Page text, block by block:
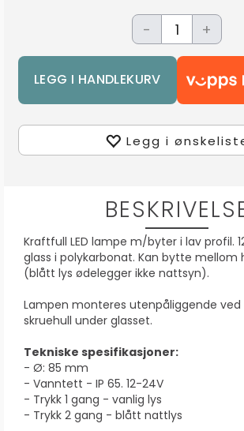
- +
Legg i
Kraftfull LED lampe m/byter i lav profil.
glass i polykarbonat. Kan bytte mellom
(blått lys ødelegger ikke nattsyn).
Lampen monteres utenpåliggende ved
skruehull under glasset.
Tekniske spesifikasjoner:
- Ø: 85 mm
- Vanntett - IP 65. 12-24V
- Trykk 1 gang - vanlig lys
- Trykk 2 gang - blått nattlys